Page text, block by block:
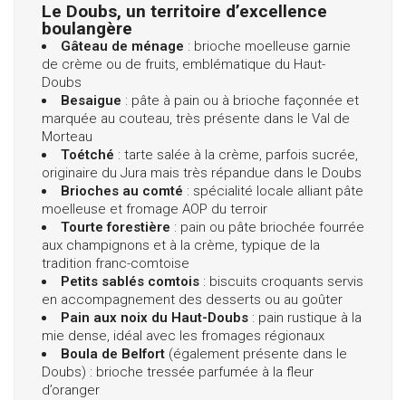
Le Doubs, un territoire d’excellence
boulangère
Gâteau de ménage : brioche moelleuse garnie
de crème ou de fruits, emblématique du Haut-
Doubs
Besaigue : pâte à pain ou à brioche façonnée et
marquée au couteau, très présente dans le Val de
Morteau
Toétché : tarte salée à la crème, parfois sucrée,
originaire du Jura mais très répandue dans le Doubs
Brioches au comté : spécialité locale alliant pâte
moelleuse et fromage AOP du terroir
Tourte forestière : pain ou pâte briochée fourrée
aux champignons et à la crème, typique de la
tradition franc-comtoise
Petits sablés comtois : biscuits croquants servis
en accompagnement des desserts ou au goûter
Pain aux noix du Haut-Doubs : pain rustique à la
mie dense, idéal avec les fromages régionaux
Boula de Belfort (également présente dans le
Doubs) : brioche tressée parfumée à la fleur
d’oranger